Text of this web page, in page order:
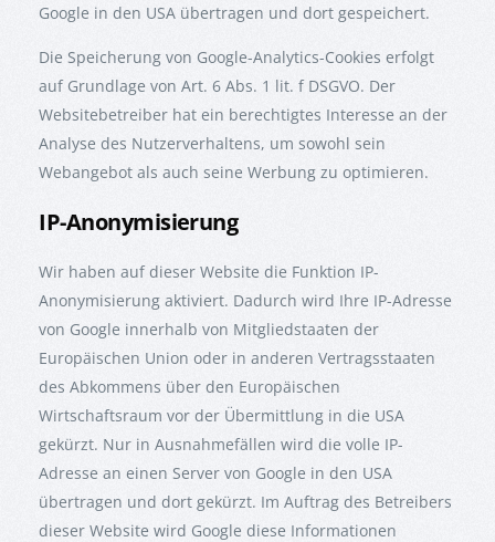
Google in den USA übertragen und dort gespeichert.
Die Speicherung von Google-Analytics-Cookies erfolgt
auf Grundlage von Art. 6 Abs. 1 lit. f DSGVO. Der
Websitebetreiber hat ein berechtigtes Interesse an der
Analyse des Nutzerverhaltens, um sowohl sein
Webangebot als auch seine Werbung zu optimieren.
IP-Anonymisierung
Wir haben auf dieser Website die Funktion IP-
Anonymisierung aktiviert. Dadurch wird Ihre IP-Adresse
von Google innerhalb von Mitgliedstaaten der
Europäischen Union oder in anderen Vertragsstaaten
des Abkommens über den Europäischen
Wirtschaftsraum vor der Übermittlung in die USA
gekürzt. Nur in Ausnahmefällen wird die volle IP-
Adresse an einen Server von Google in den USA
übertragen und dort gekürzt. Im Auftrag des Betreibers
dieser Website wird Google diese Informationen